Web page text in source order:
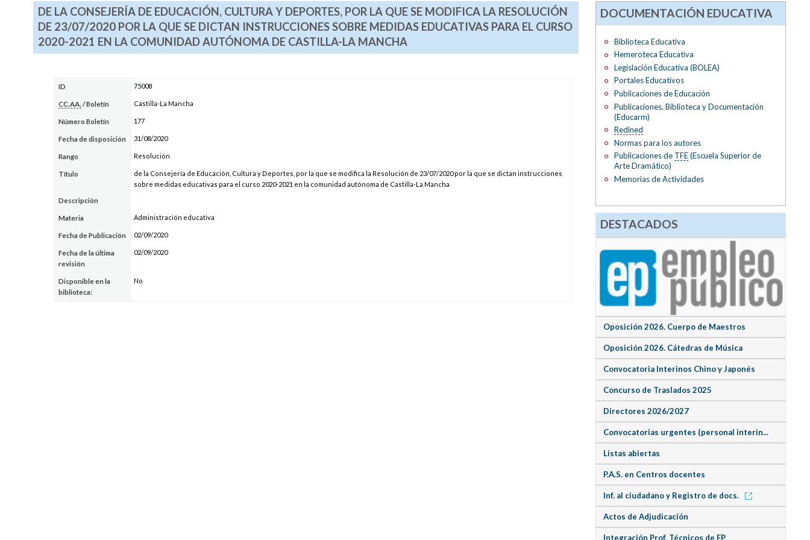
DE LA CONSEJERÍA DE EDUCACIÓN, CULTURA Y DEPORTES, POR LA QUE SE MODIFICA LA RESOLUCIÓN
DE 23/07/2020 POR LA QUE SE DICTAN INSTRUCCIONES SOBRE MEDIDAS EDUCATIVAS PARA EL CURSO
2020-2021 EN LA COMUNIDAD AUTÓNOMA DE CASTILLA-LA MANCHA
ID 75008
CC.AA. / Boletín Castilla-La Mancha
Número Boletín 177
Fecha de disposición 31/08/2020
Rango Resolución
Título
de la Consejería de Educación, Cultura y Deportes, por la que se modifica la Resolución de 23/07/2020 por la que se dictan instrucciones
sobre medidas educativas para el curso 2020-2021 en la comunidad autónoma de Castilla-La Mancha
Descripción
Materia Administración educativa
Fecha de Publicación 02/09/2020
Fecha de la última
revisión
02/09/2020
Disponible en la
biblioteca:
No
DOCUMENTACIÓN EDUCATIVA
Biblioteca Educativa
Hemeroteca Educativa
Legislación Educativa (BOLEA)
Portales Educativos
Publicaciones de Educación
Publicaciones, Biblioteca y Documentación
(Educarm)
Redined
Normas para los autores
Publicaciones de TFE(Escuela Superior de
Arte Dramático)
Memorias de Actividades
DESTACADOS
Oposición 2026. Cuerpo de Maestros
Oposición 2026. Cátedras de Música
Convocatoria Interinos Chino y Japonés
Concurso de Traslados 2025
Directores 2026/2027
Convocatorias urgentes (personal interin...
Listas abiertas
P.A.S. en Centros docentes
Inf. al ciudadano y Registro de docs.
Actos de Adjudicación
Integración Prof. Técnicos de FP